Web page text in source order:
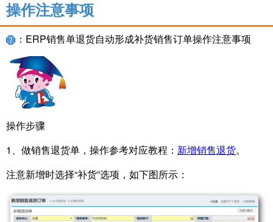
操作注意事项
：ERP销售单退货自动形成补货销售订单操作注意事项
操作步骤
1、做销售退货单，操作参考对应教程： 新增销售退货。
注意新增时选择“补货”选项，如下图所示：